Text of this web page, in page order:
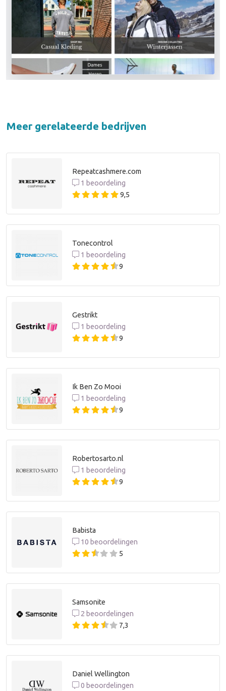
Meer gerelateerde bedrijven
Repeatcashmere.com
1 beoordeling
9,5
Tonecontrol
1 beoordeling
9
Gestrikt
1 beoordeling
9
Ik Ben Zo Mooi
1 beoordeling
9
Robertosarto.nl
1 beoordeling
9
Babista
10 beoordelingen
5
Samsonite
2 beoordelingen
7,3
Daniel Wellington
0 beoordelingen